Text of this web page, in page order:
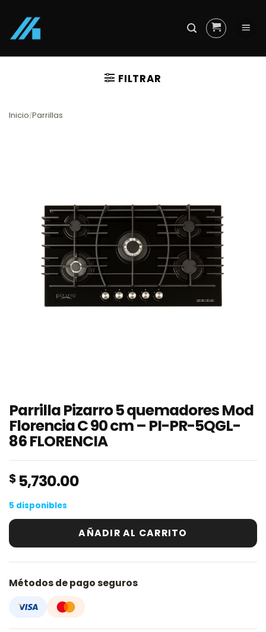
content
FILTRAR
Inicio/Parrillas
Parrilla Pizarro 5 quemadores Mod
Florencia C 90 cm – PI-PR-5QGL-
86 FLORENCIA
$ 5,730.00
5 disponibles
AÑADIR AL CARRITO
Métodos de pago seguros